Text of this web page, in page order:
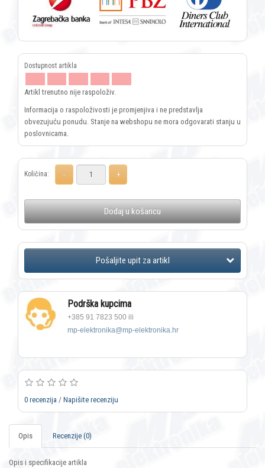
Artikl trenutno nije raspoloživ.
Informacija o raspoloživosti je promjenjiva i ne predstavlja
obvezujuću ponudu. Stanje na webshopu ne mora odgovarati stanju u
poslovnicama.
Količina:
Dodaj u košaricu
Podrška kupcima
+385 91 7823 500 ili
mp-elektronika@mp-elektronika.hr
0 recenzija / Napišite recenziju
Opis Recenzije (0)
Opis i specifikacije artikla